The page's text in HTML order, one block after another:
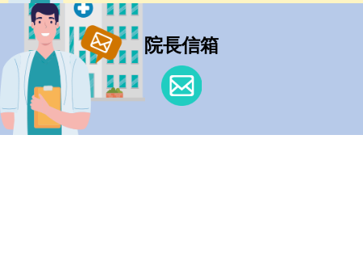
院長信箱